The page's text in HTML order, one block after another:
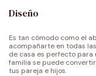
Diseño
Es tan cómodo como el
acompañarte en todas
de casa es perfecto para
familia se puede
tus pareja e hijos.